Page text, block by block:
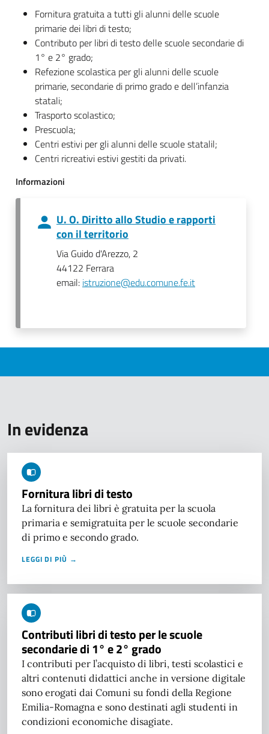
Fornitura gratuita a tutti gli alunni delle scuole
primarie dei libri di testo;
Contributo per libri di testo delle scuole secondarie di
1° e 2° grado;
Refezione scolastica per gli alunni delle scuole
primarie, secondarie di primo grado e dell’infanzia
statali;
Trasporto scolastico;
Prescuola;
Centri estivi per gli alunni delle scuole statalil;
Centri ricreativi estivi gestiti da privati.
Informazioni
U. O. Diritto allo Studio e rapporti
con il territorio
Via Guido d'Arezzo, 2
44122 Ferrara
email: istruzione@edu.comune.fe.it
In evidenza
Fornitura libri di testo
La fornitura dei libri è gratuita per la scuola
primaria e semigratuita per le scuole secondarie
di primo e secondo grado.
LEGGI DI PIÙ →
Contributi libri di testo per le scuole
secondarie di 1° e 2° grado
I contributi per l’acquisto di libri, testi scolastici e
altri contenuti didattici anche in versione digitale
sono erogati dai Comuni su fondi della Regione
Emilia-Romagna e sono destinati agli studenti in
condizioni economiche disagiate.